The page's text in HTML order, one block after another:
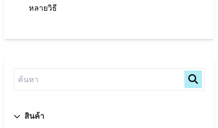
สินค้า
หลายวิธี